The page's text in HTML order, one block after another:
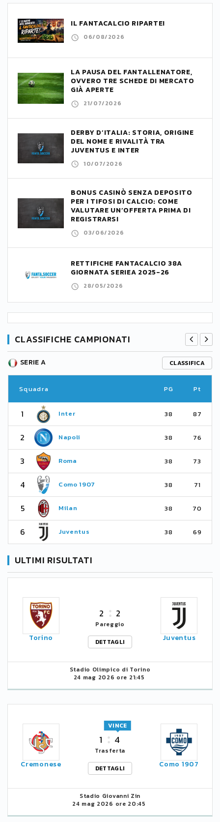
IL FANTACALCIO RIPARTE!
06/08/2026
LA PAUSA DEL FANTALLENATORE,
OVVERO TRE SCHEDE DI MERCATO
GIÀ APERTE
21/07/2026
DERBY D’ITALIA: STORIA, ORIGINE
DEL NOME E RIVALITÀ TRA
JUVENTUS E INTER
10/07/2026
BONUS CASINÒ SENZA DEPOSITO
PER I TIFOSI DI CALCIO: COME
VALUTARE UN’OFFERTA PRIMA DI
REGISTRARSI
03/06/2026
RETTIFICHE FANTACALCIO 38A
GIORNATA SERIEA 2025-26
28/05/2026
CLASSIFICHE CAMPIONATI
SERIE A CLASSIFICA
Squadra PG Pt
1 Inter 38 87
2 Napoli 38 76
3 Roma 38 73
4 Como 1907 38 71
5 Milan 38 70
6 Juventus 38 69
ULTIMI RISULTATI
Torino
2 2
Pareggio
DETTAGLI
Juventus
Stadio Olimpico di Torino
24 mag 2026 ore 21:45
Cremonese
1 4
VINCE
Trasferta
DETTAGLI
Como 1907
Stadio Giovanni Zin
24 mag 2026 ore 20:45